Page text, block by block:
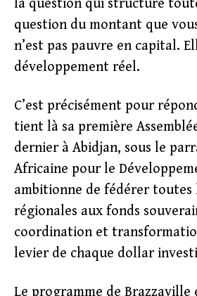
la question qui structure
question du montant que
n’est pas pauvre en capital.
développement réel.
C’est précisément pour
tient là sa première
dernier à Abidjan, sous le
Africaine pour le
ambitionne de fédérer
régionales aux fonds
coordination et
levier de chaque dollar
Le programme de Brazzaville